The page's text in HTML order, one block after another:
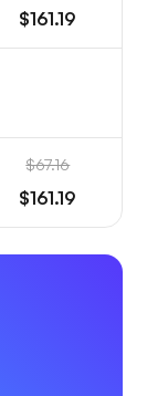
$161.19
$67.16
$161.19